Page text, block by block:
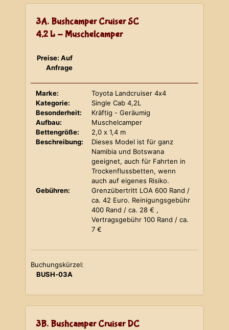
3A. Bushcamper Cruiser SC
4,2 L - Muschelcamper
Preise: Auf
Anfrage
Marke:
Toyota Landcruiser 4x4
Kategorie:
Single Cab 4,2L
Besonderheit:
Kräftig - Geräumig
Aufbau:
Muschelcamper
Bettengröße:
2,0 x 1,4 m
Beschreibung:
Dieses Model ist für ganz
Namibia und Botswana
geeignet, auch für Fahrten in
Trockenflussbetten, wenn
auch auf eigenes Risiko.
Gebühren:
Grenzübertritt LOA 600 Rand /
ca. 42 Euro. Reinigungsgebühr
400 Rand / ca. 28 € ,
Vertragsgebühr 100 Rand / ca.
7 €
Buchungskürzel:
BUSH-03A
3B. Bushcamper Cruiser DC